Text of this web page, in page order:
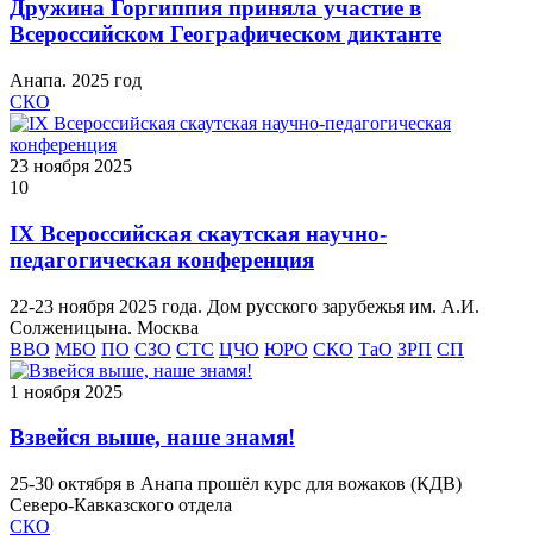
Дружина Горгиппия приняла участие в
Всероссийском Географическом диктанте
Анапа. 2025 год
СКО
23 ноября 2025
10
IX Всероссийская скаутская научно-
педагогическая конференция
22-23 ноября 2025 года. Дом русского зарубежья им. А.И.
Солженицына. Москва
ВВО МБО ПО СЗО СТС ЦЧО ЮРО СКО ТаО ЗРП СП
1 ноября 2025
Взвейся выше, наше знамя!
25-30 октября в Анапа прошёл курс для вожаков (КДВ)
Северо-Кавказского отдела
СКО